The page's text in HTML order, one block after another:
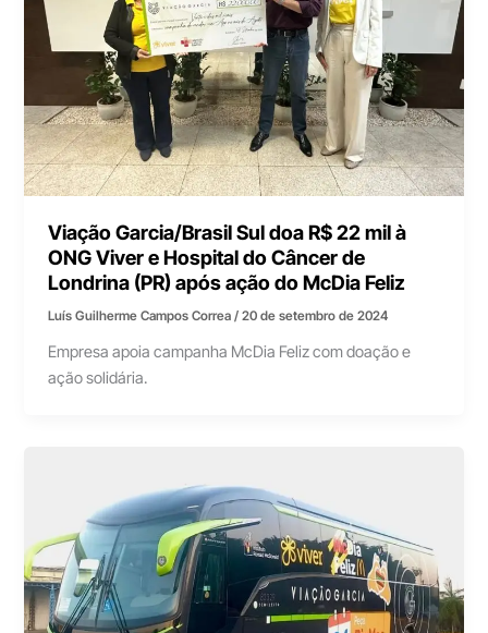
Viação Garcia/Brasil Sul doa R$ 22 mil à
ONG Viver e Hospital do Câncer de
Londrina (PR) após ação do McDia Feliz
Luís Guilherme Campos Correa/20 de setembro de 2024
Empresa apoia campanha McDia Feliz com doação e
ação solidária.